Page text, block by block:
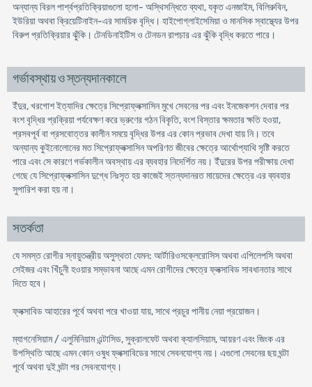
অন্যান্য বিরল পার্শ্বপ্রতিক্রিয়াগুলো হলো- অস্থিসন্ধিতে ব্যথা, যকৃত এনজাইম, বিলিরুবিন,
ইউরিয়া অথবা ক্রিয়েটিনাইন-এর সাময়িক বৃদ্ধি। হাইপোগ্লাইসেমিয়া ও মানসিক স্বাস্থ্যের উপর
বিরুপ প্রতিক্রিয়ার ঝুঁকি। টেনডিনাইটিস ও টেনডন রাপচার এর ঝুঁকি বৃদ্ধি করতে পারে।
গর্ভাবস্থায় ও স্তন্যদানকালে
ইঁদুর, খরগোশ ইত্যাদির ক্ষেত্রে সিপ্রোফ্লক্সাসিন মুখে সেবনের পর এবং ইনজেকশন দেবার পর
বংশ বৃদ্ধির প্রক্রিয়া পর্যবেক্ষণ করে ভ্রুণের গঠন বিকৃতি, বংশ বিস্তার ক্ষমতার ক্ষতি হওয়া,
প্রসবপূর্ব বা প্রসবোত্তর কালীন সময়ে বৃদ্ধির উপর এর কোন প্রভাব দেখা যায় নি। তবে
অন্যান্য কুইনোলোনের মত সিপ্রোফ্লক্সাসিন অপরিণত জীবের ক্ষেত্রে আর্থোপ্যাথি সৃষ্টি করতে
পারে এবং সে কারণে গর্ভকালীন অবস্থায় এর ব্যবহার নিদের্শিত নয়। ইঁদুরের উপর পরীক্ষায় দেখা
গেছে যে সিপ্রোফ্লক্সাসিন দুগ্ধে নিঃসৃত হয় কাজেই স্তন্যদানরত মায়েদের ক্ষেত্রে এর ব্যবহার
সুপারিশ করা হয় না।
সতর্কতা
যে সমস্ত রোগীর স্নায়ুতন্ত্রীয় অসুস্থতা যেমন: আর্টারিওসক্লেরোসিস অথবা এপিলেপসি অথবা
সেইজর এবং খিঁচুনী হওয়ার সম্ভাবনা আছে এমন রোগীদের ক্ষেত্রে ফ্লক্সাবিড সাবধানতার সাথে
দিতে হবে।
ফ্লক্সাবিড আহারের পূর্বে অথবা পরে খাওয়া যায়, সাথে প্রচুর পানীয় নেয়া প্রয়োজন।
ম্যাগনেসিয়াম / এলুমিনিয়াম এন্টাসিড, সুক্রালফেট অথবা ক্যালসিয়াম, আয়রণ এবং জিংক এর
উপস্থিতি আছে এমন কোন ওষুধ ফ্লক্সাবিডের সাথে সেবনযোগ্য নয়। এগুলো সেবনের ছয় ঘন্টা
পূর্বে অথবা দুই ঘন্টা পর সেবনযোগ্য।